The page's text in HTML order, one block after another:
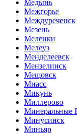
Медынь
Межгорье
Междуреченск
Мезень
Меленки
Мелеуз
Менделеевск
Мензелинск
Мещовск
Миасс
Микунь
Миллерово
Минеральные
Минусинск
Миньяр